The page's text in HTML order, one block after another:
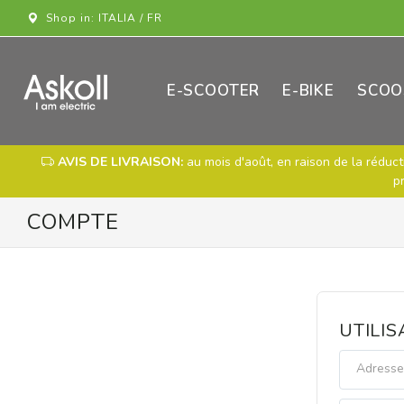
Shop in: ITALIA / FR
E-SCOOTER E-BIKE
AVIS DE LIVRAISON:au mois d'août, en raison de la
COMPTE